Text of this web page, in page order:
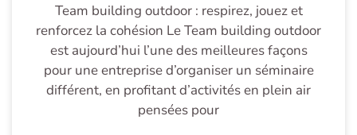
Team building outdoor : respirez, jouez et
renforcez la cohésion Le Team building outdoor
est aujourd’hui l’une des meilleures façons
pour une entreprise d’organiser un séminaire
différent, en profitant d’activités en plein air
pensées pour